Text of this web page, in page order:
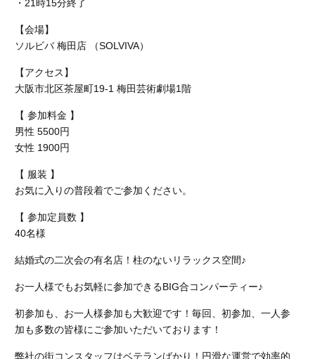
・21時15分終了
【会場】
ソルビバ 梅田店 （SOLVIVA）
【アクセス】
大阪市北区茶屋町19-1 梅田芸術劇場1階
【 参加料金 】
男性 5500円
女性 1900円
【 服装 】
お気に入りの普段着でご参加ください。
【 参加定員数 】
40名様
結婚式の二次会の有名店！柱のないリラックス空間♪
お一人様でもお気軽に参加できるBIG合コンパーティー♪
初参加も、お一人様参加も大歓迎です！毎回、初参加、一人参
加も多数の皆様にご参加いただいております！
弊社の街コンスタッフはベテランばかり！円滑な運営で効率的